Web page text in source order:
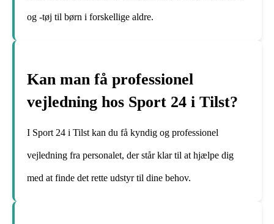
og -tøj til børn i forskellige aldre.
Kan man få professionel
vejledning hos Sport 24 i Tilst?
I Sport 24 i Tilst kan du få kyndig og professionel
vejledning fra personalet, der står klar til at hjælpe dig
med at finde det rette udstyr til dine behov.